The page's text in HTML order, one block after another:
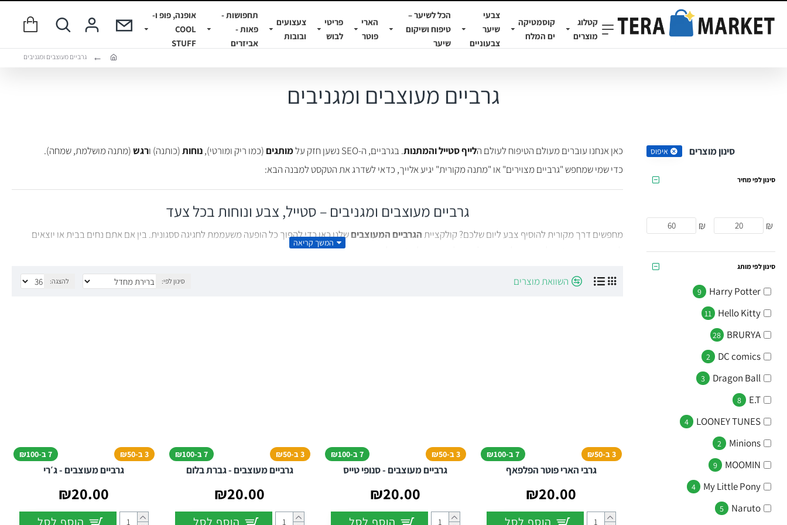
קטלוג
מוצרים
קוסמטיקה
ים המלח
צבעי
שיער
צבעוניים
הכל לשיער –
טיפוח ושיקום
שיער
הארי
פוטר
פריטי
לבוש
צעצועים
ובובות
תחפושות -
פאות -
אביזרים
אופנה, פופ ו-
COOL
STUFF
גרביים מעוצבים ומגניבים
גרביים מעוצבים ומגניבים
סינון מוצרים איפוס
סינון לפי מחיר
₪
₪
סינון לפי מותג
Harry Potter
9
Hello Kitty
11
BRURYA
28
DC comics
2
Dragon Ball
3
E.T
8
LOONEY TUNES
4
Minions
2
MOOMIN
9
My Little Pony
4
Naruto
5
כאן אנחנו עוברים מעולם הטיפוח לעולם הלייף סטייל והמתנות. בגרביים, ה-SEO נשען חזק על מותגים(כמו ריק ומורטי),נוחות(כותנה) ורגש(מתנה מושלמת, שמחה).
כדי שמי שמחפש "גרביים מצוירים" או "מתנה מקורית" יגיע אלייך, כדאי לשדרג את הטקסט למבנה הבא:
גרביים מעוצבים ומגניבים – סטייל, צבע ונוחות בכל צעד
מחפשים דרך מקורית להוסיף צבע ליום שלכם? קולקצייתהגרביים המעוצביםשלנו כאן כדי להפוך כל הופעה משעממת לחגיגה ססגונית. בין אם אתם נחים בבית או יוצאים
לעבודה, הגרביים האלו הם השילוב המושלם בין לוק מקורי לנוחות בלתי מתפשרת.
מפרט טכני ויתרונות:
הרכב בד מנצח:כותנה סרוקה המונעת הזעה ומגע רך לאורך כל היום.
וורסטיליות: מתאימים לנעילת נעלי ספורט, סניקרס או פשוט לשימוש כ"גרבי בית" מפנקים.
השוואת מוצרים סינון לפי: להצגה:
3 ב-₪50 7 ב-₪100
גרבי הארי פוטר הפלפאף
₪20.00
3 ב-₪50 7 ב-₪100
גרביים מעוצבים - סנופי טייס
₪20.00
3 ב-₪50 7 ב-₪100
גרביים מעוצבים - גברת בלום
₪20.00
3 ב-₪50 7 ב-₪100
גרביים מעוצבים - ג׳רי
₪20.00